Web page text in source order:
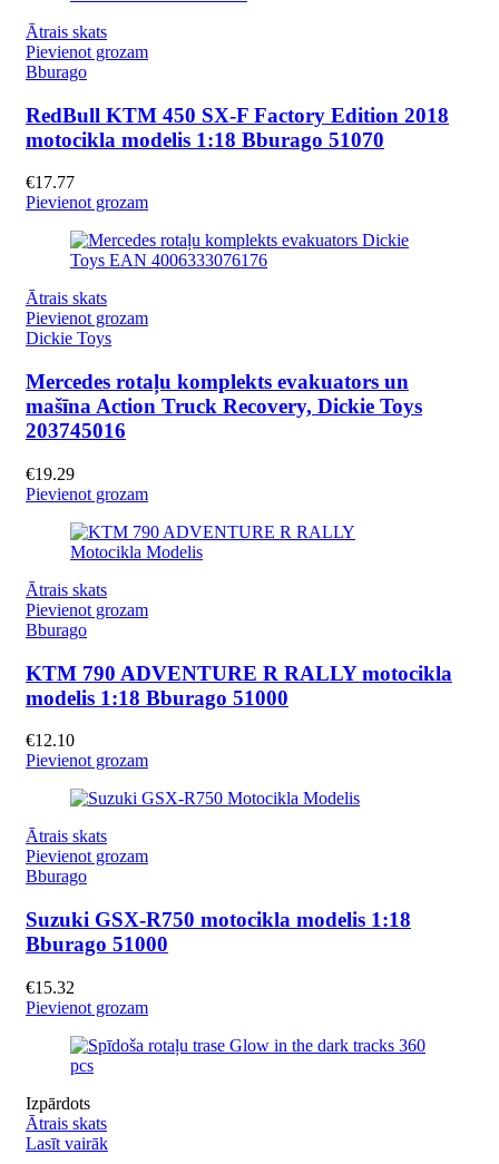
Ātrais skats
Pievienot grozam
Bburago
RedBull KTM 450 SX-F Factory Edition 2018
motocikla modelis 1:18 Bburago 51070
€17.77
Pievienot grozam
Ātrais skats
Pievienot grozam
Dickie Toys
Mercedes rotaļu komplekts evakuators un
mašīna Action Truck Recovery, Dickie Toys
203745016
€19.29
Pievienot grozam
Ātrais skats
Pievienot grozam
Bburago
KTM 790 ADVENTURE R RALLY motocikla
modelis 1:18 Bburago 51000
€12.10
Pievienot grozam
Ātrais skats
Pievienot grozam
Bburago
Suzuki GSX-R750 motocikla modelis 1:18
Bburago 51000
€15.32
Pievienot grozam
Izpārdots
Ātrais skats
Lasīt vairāk